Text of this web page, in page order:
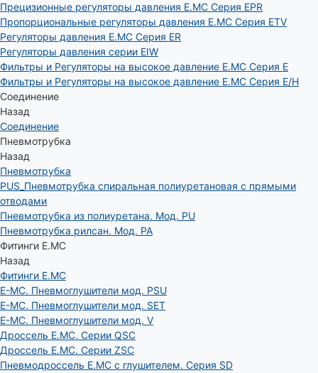
Прецизионные регуляторы давления E.MC Серия EPR
Пропорциональные регуляторы давления E.MC Серия ETV
Регуляторы давления E.MC Серия ER
Регуляторы давления серии EIW
Фильтры и Регуляторы на высокое давление E.MC Серия E
Фильтры и Регуляторы на высокое давление E.MC Серия E/H
Соединение
Назад
Соединение
Пневмотрубка
Назад
Пневмотрубка
PUS_Пневмотрубка спиральная полиуретановая с прямыми
отводами
Пневмотрубка из полиуретана. Мод. РU
Пневмотрубка рилсан. Мод. PA
Фитинги E.MC
Назад
Фитинги E.MC
E-MC. Пневмоглушители мод. PSU
E-MC. Пневмоглушители мод. SET
E-MC. Пневмоглушители мод. V
Дроссель E.MC. Серии QSC
Дроссель E.MC. Серии ZSC
Пневмодроссель E.MC с глушителем. Серия SD